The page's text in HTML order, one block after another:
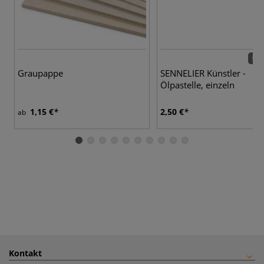
Graupappe
ab 1,15 €
120
SENNELIER Künstler -
Ölpastelle, einzeln
2,50 €
Kontakt